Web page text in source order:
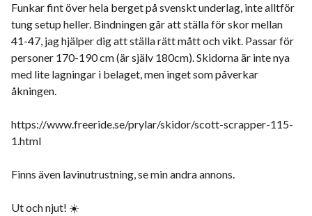
Funkar fint över hela berget på svenskt underlag, inte alltför
tung setup heller. Bindningen går att ställa för skor mellan
41-47, jag hjälper dig att ställa rätt mått och vikt. Passar för
personer 170-190 cm (är själv 180cm). Skidorna är inte nya
med lite lagningar i belaget, men inget som påverkar
åkningen.
https://www.freeride.se/prylar/skidor/scott-scrapper-115-
1.html
Finns även lavinutrustning, se min andra annons.
Ut och njut! ☀️